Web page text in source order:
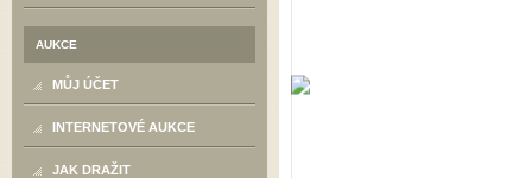
AUKCE
MŮJ ÚČET
INTERNETOVÉ AUKCE
JAK DRAŽIT